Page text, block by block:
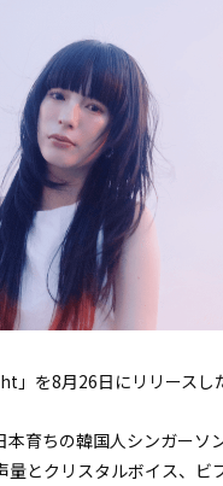
」を8月26日にリリースし
育ちの韓国人シンガーソ
量とクリスタルボイス、ビ